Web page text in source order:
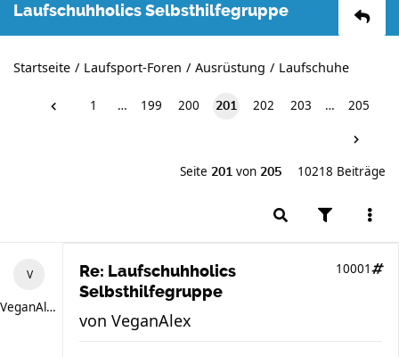
Laufschuhholics Selbsthilfegruppe
Startseite Laufsport-Foren Ausrüstung Laufschuhe
1 … 199 200 201 202 203 … 205
Seite 201 von 205 10218 Beiträge
VeganAlex
Re: Laufschuhholics
Selbsthilfegruppe
10001
von VeganAlex